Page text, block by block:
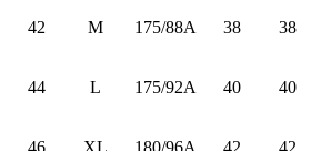
42 M 175/88A 38 38
44 L 175/92A 40 40
46 XL 180/96A 42 42